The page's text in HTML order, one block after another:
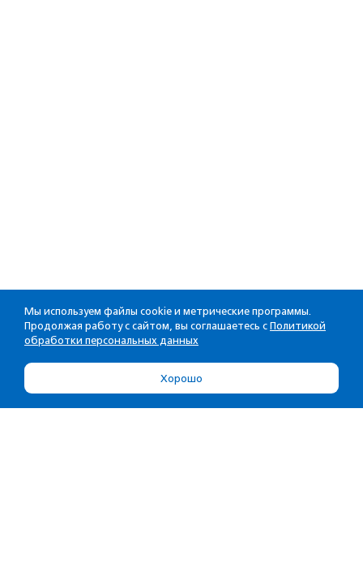
Мы используем файлы cookie и метрические программы.
Продолжая работу с сайтом, вы соглашаетесь с Политикой
обработки персональных данных
Хорошо